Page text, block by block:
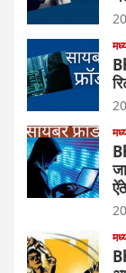
ऐंठे